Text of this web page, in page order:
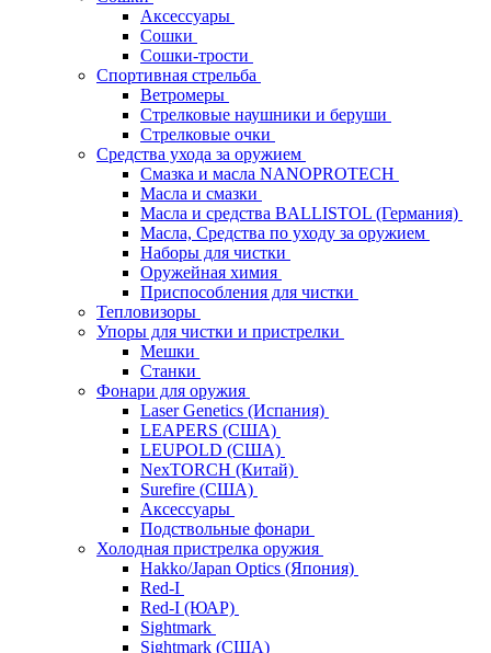
Аксессуары
Сошки
Сошки-трости
Спортивная стрельба
Ветромеры
Стрелковые наушники и беруши
Стрелковые очки
Средства ухода за оружием
Смазка и масла NANOPROTECH
Масла и смазки
Масла и средства BALLISTOL (Германия)
Масла, Средства по уходу за оружием
Наборы для чистки
Оружейная химия
Приспособления для чистки
Тепловизоры
Упоры для чистки и пристрелки
Мешки
Станки
Фонари для оружия
Laser Genetics (Испания)
LEAPERS (США)
LEUPOLD (США)
NexTORCH (Китай)
Surefire (США)
Аксессуары
Подствольные фонари
Холодная пристрелка оружия
Hakko/Japan Optics (Япония)
Red-I
Red-I (ЮАР)
Sightmark
Sightmark (США)